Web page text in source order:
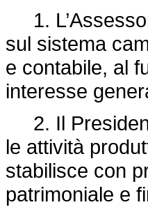
1.
sul sistema
e contabile, al
interesse
2. Il
le attività
stabilisce con
patrimoniale e